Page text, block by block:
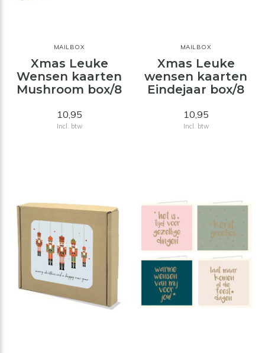
MAILBOX
Xmas Leuke
Wensen kaarten
Mushroom box/8
10,95
Incl. btw
MAILBOX
Xmas Leuke
wensen kaarten
Eindejaar box/8
10,95
Incl. btw